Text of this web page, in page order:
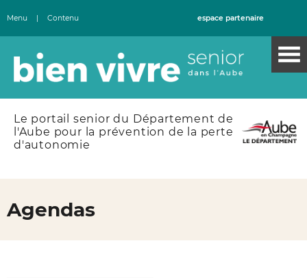
Menu | Contenu espace partenaire
Le portail senior du Département de
l'Aube pour la prévention de la perte
d'autonomie
Agendas